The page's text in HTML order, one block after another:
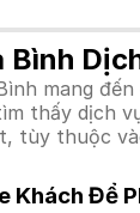
Bình
mang
thấy dịch
tùy thuộc
Khách Để